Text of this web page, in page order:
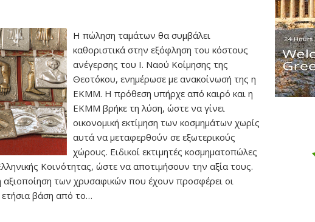
Η πώληση ταμάτων θα συμβάλει
καθοριστικά στην εξόφληση του κόστους
ανέγερσης του Ι. Ναού Κοίμησης της
Θεοτόκου, ενημέρωσε με ανακοίνωσή της η
ΕΚΜΜ. Η πρόθεση υπήρχε από καιρό και η
ΕΚΜΜ βρήκε τη λύση, ώστε να γίνει
οικονομική εκτίμηση των κοσμημάτων χωρίς
αυτά να μεταφερθούν σε εξωτερικούς
χώρους. Ειδικοί εκτιμητές κοσμηματοπώλες
Κοινότητας, ώστε να αποτιμήσουν την αξία τους.
αξιοποίηση των χρυσαφικών που έχουν προσφέρει οι
ετήσια βάση από το…